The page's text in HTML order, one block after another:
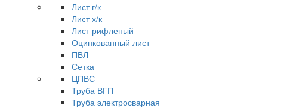
Лист г/к
Лист х/к
Лист рифленый
Оцинкованный лист
ПВЛ
Сетка
ЦПВС
Труба ВГП
Труба электросварная